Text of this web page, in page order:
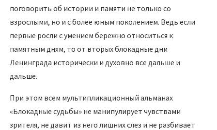
поговорить об истории и памяти не только со
взрослыми, но и с более юным поколением. Ведь если
первые росли с умением бережно относиться к
памятным дням, то от вторых блокадные дни
Ленинграда исторически и духовно все дальше и
дальше.
При этом всем мультипликационный альманах
«Блокадные судьбы» не манипулирует чувствами
зрителя, не давит из него лишних слез и не разбивает